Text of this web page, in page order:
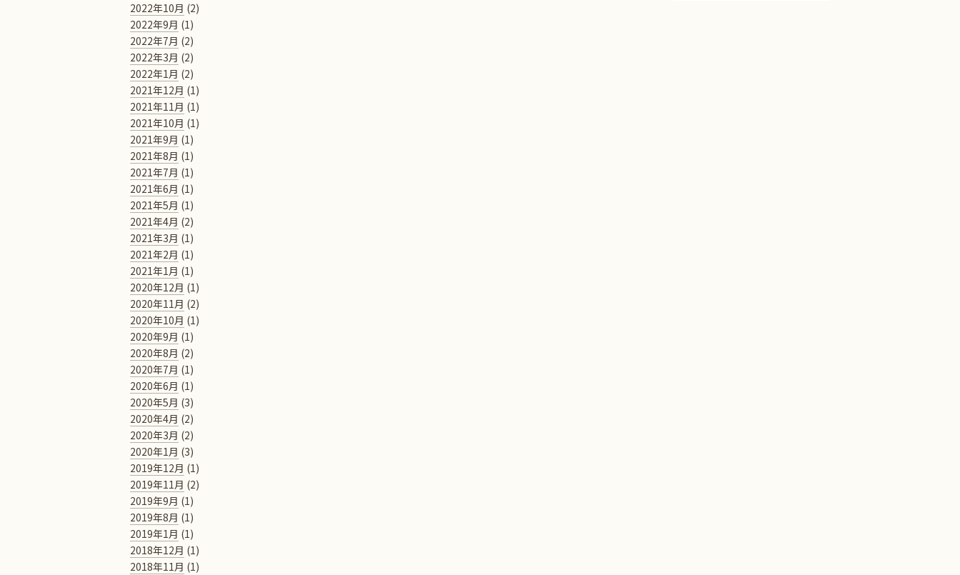
2022年10月 (2)
2022年9月 (1)
2022年7月 (2)
2022年3月 (2)
2022年1月 (2)
2021年12月 (1)
2021年11月 (1)
2021年10月 (1)
2021年9月 (1)
2021年8月 (1)
2021年7月 (1)
2021年6月 (1)
2021年5月 (1)
2021年4月 (2)
2021年3月 (1)
2021年2月 (1)
2021年1月 (1)
2020年12月 (1)
2020年11月 (2)
2020年10月 (1)
2020年9月 (1)
2020年8月 (2)
2020年7月 (1)
2020年6月 (1)
2020年5月 (3)
2020年4月 (2)
2020年3月 (2)
2020年1月 (3)
2019年12月 (1)
2019年11月 (2)
2019年9月 (1)
2019年8月 (1)
2019年1月 (1)
2018年12月 (1)
2018年11月 (1)